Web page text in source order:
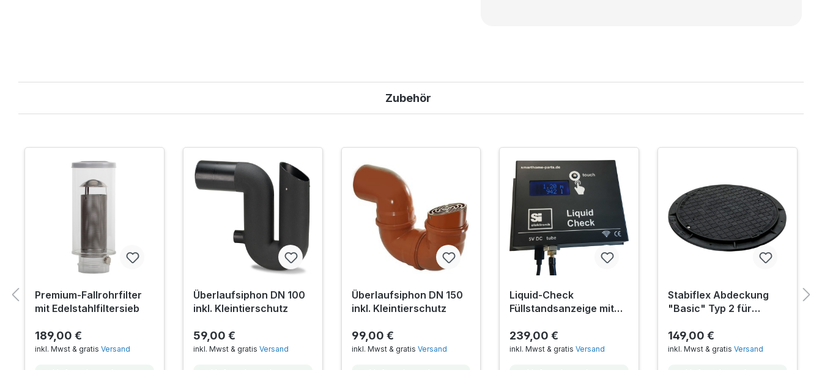
Zubehör
Premium-Fallrohrfilter
mit Edelstahlfiltersieb
189,00 €
inkl. Mwst & gratis Versand
Überlaufsiphon DN 100
inkl. Kleintierschutz
59,00 €
inkl. Mwst & gratis Versand
Überlaufsiphon DN 150
inkl. Kleintierschutz
99,00 €
inkl. Mwst & gratis Versand
Liquid-Check
Füllstandsanzeige mit
239,00 €
inkl. Mwst & gratisVersand
Stabiflex Abdeckung
"Basic" Typ 2 für
Befestigungsset
149,00 €
inkl. Mwst & gratisVersand